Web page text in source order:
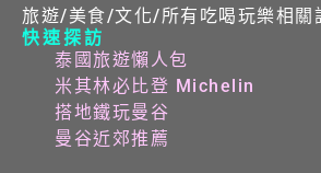
旅遊/美食/文化/所有吃喝玩樂相關
快速探訪
泰國旅遊懶人包
米其林必比登 Michelin
搭地鐵玩曼谷
曼谷近郊推薦